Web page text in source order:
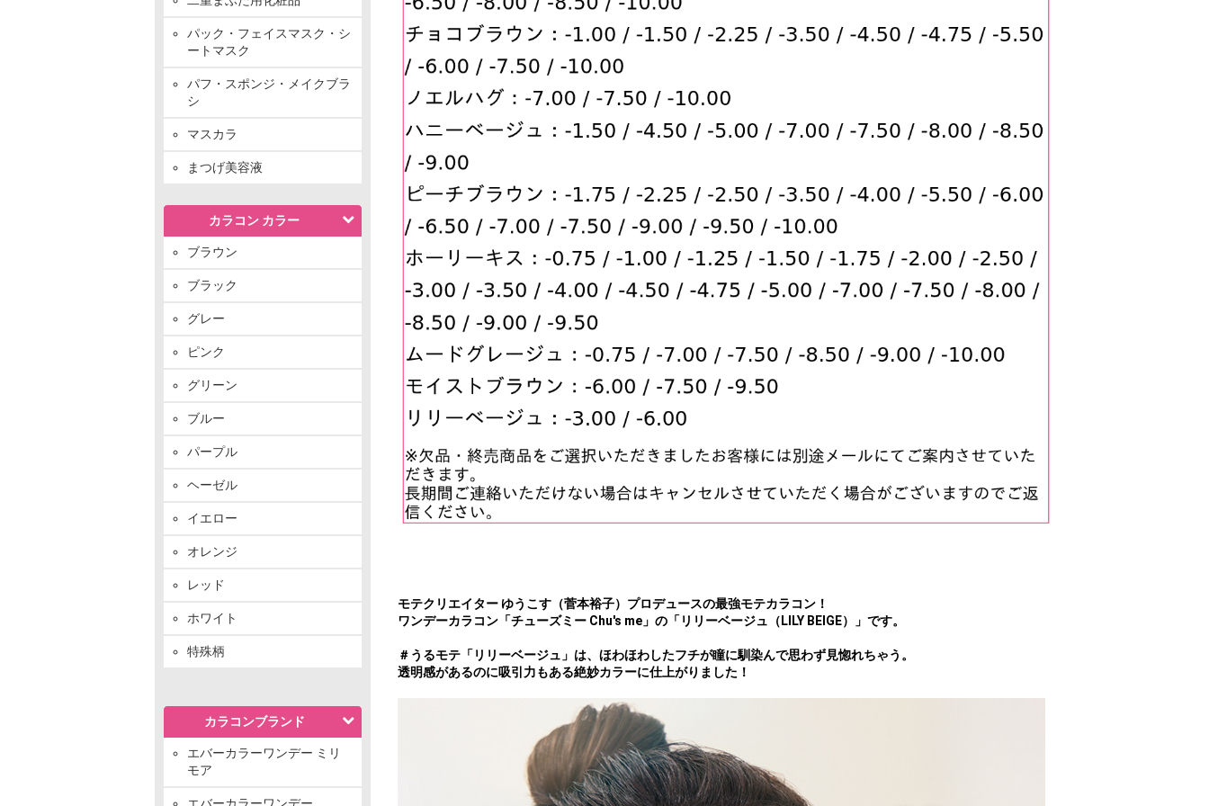
パック・フェイスマスク・シ
ートマスク
パフ・スポンジ・メイクブラ
シ
マスカラ
まつげ美容液
カラコン カラー
ブラウン
ブラック
グレー
ピンク
グリーン
ブルー
パープル
ヘーゼル
イエロー
オレンジ
レッド
ホワイト
特殊柄
カラコンブランド
エバーカラーワンデー ミリ
モア
エバーカラーワンデー
モテクリエイター ゆうこす（菅本裕子）プロデュースの最強モテカラコン！
ワンデーカラコン「チューズミー Chu's me」の「リリーベージュ（LILY BEIGE）」です。
＃うるモテ 「リリーベージュ」は、ほわほわしたフチが瞳に馴染んで思わず見惚れちゃう。
透明感があるのに吸引力もある絶妙カラーに仕上がりました！